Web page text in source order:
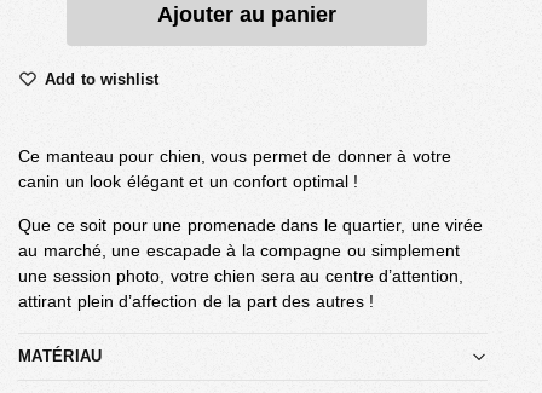
Ajouter au panier
Add to wishlist
Ce manteau pour chien, vous permet de donner à votre
canin un look élégant et un confort optimal !
Que ce soit pour une promenade dans le quartier, une virée
au marché, une escapade à la compagne ou simplement
une session photo, votre chien sera au centre d’attention,
attirant plein d’affection de la part des autres !
MATÉRIAU